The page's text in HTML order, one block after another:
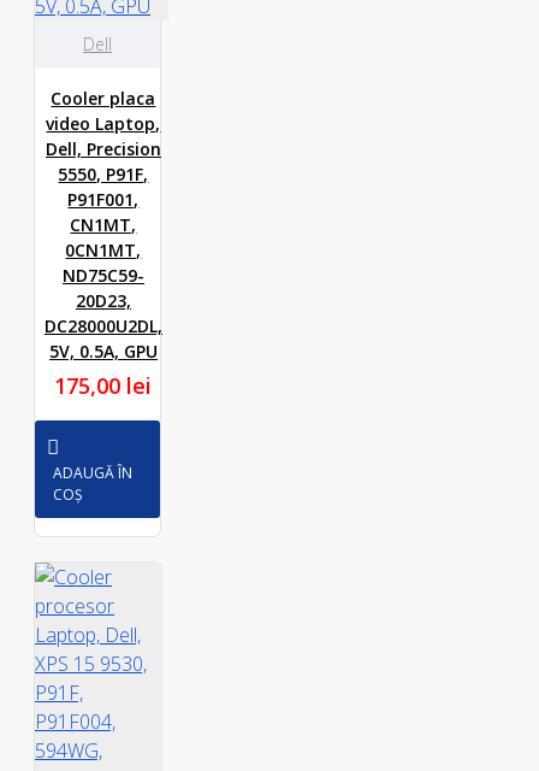
Dell
Cooler placa
video Laptop,
Dell, Precision
5550, P91F,
P91F001,
CN1MT,
0CN1MT,
ND75C59-
20D23,
DC28000U2DL,
5V, 0.5A, GPU
175,00 lei
ADAUGĂ ÎN
COȘ